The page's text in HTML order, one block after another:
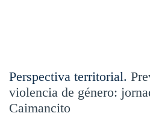
Perspectiva territorial.
violencia de género:
Caimancito